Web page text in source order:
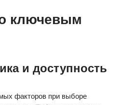
ключевым
и доступность
факторов при выборе